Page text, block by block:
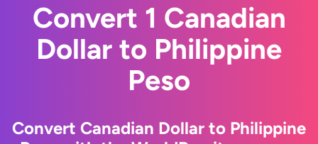
Convert 1 Canadian
Dollar to Philippine
Peso
Convert Canadian Dollar to Philippine